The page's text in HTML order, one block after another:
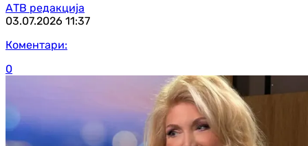
АТВ редакција
03.07.2026 11:37
Коментари:
0